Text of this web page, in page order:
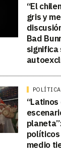
“El
gris y
Bad
significa
POLÍTICA
medio